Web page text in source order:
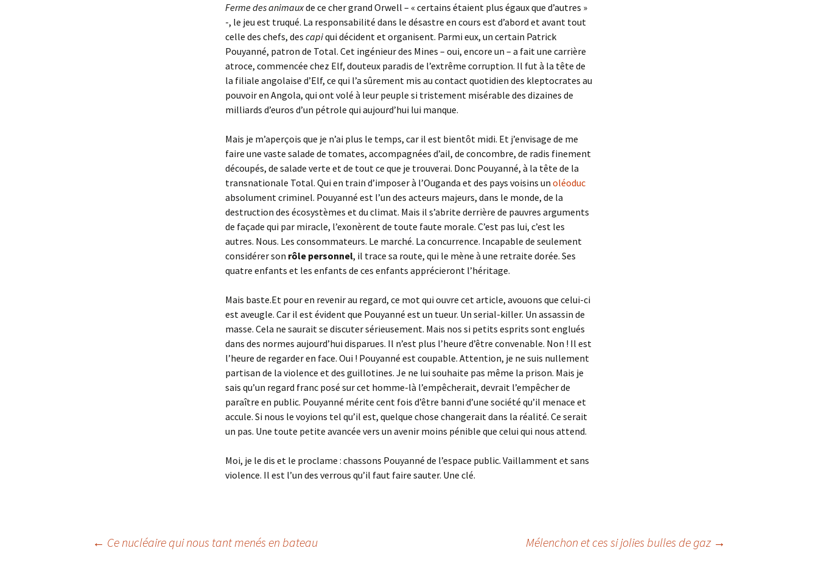
Ferme des animauxde ce cher grand Orwell – « certains étaient plus égaux que d’autres »
-, le jeu est truqué. La responsabilité dans le désastre en cours est d’abord et avant tout
celle des chefs, des capiqui décident et organisent. Parmi eux, un certain Patrick
Pouyanné, patron de Total. Cet ingénieur des Mines – oui, encore un – a fait une carrière
atroce, commencée chez Elf, douteux paradis de l’extrême corruption. Il fut à la tête de
la filiale angolaise d’Elf, ce qui l’a sûrement mis au contact quotidien des kleptocrates au
pouvoir en Angola, qui ont volé à leur peuple si tristement misérable des dizaines de
milliards d’euros d’un pétrole qui aujourd’hui lui manque.
Mais je m’aperçois que je n’ai plus le temps, car il est bientôt midi. Et j’envisage de me
faire une vaste salade de tomates, accompagnées d’ail, de concombre, de radis finement
découpés, de salade verte et de tout ce que je trouverai. Donc Pouyanné, à la tête de la
transnationale Total. Qui en train d’imposer à l’Ouganda et des pays voisins un oléoduc
absolument criminel. Pouyanné est l’un des acteurs majeurs, dans le monde, de la
destruction des écosystèmes et du climat. Mais il s’abrite derrière de pauvres arguments
de façade qui par miracle, l’exonèrent de toute faute morale. C’est pas lui, c’est les
autres. Nous. Les consommateurs. Le marché. La concurrence. Incapable de seulement
considérer son rôle personnel, il trace sa route, qui le mène à une retraite dorée. Ses
quatre enfants et les enfants de ces enfants apprécieront l’héritage.
Mais baste.Et pour en revenir au regard, ce mot qui ouvre cet article, avouons que celui-ci
est aveugle. Car il est évident que Pouyanné est un tueur. Un serial-killer. Un assassin de
masse. Cela ne saurait se discuter sérieusement. Mais nos si petits esprits sont englués
dans des normes aujourd’hui disparues. Il n’est plus l’heure d’être convenable. Non ! Il est
l’heure de regarder en face. Oui ! Pouyanné est coupable. Attention, je ne suis nullement
partisan de la violence et des guillotines. Je ne lui souhaite pas même la prison. Mais je
sais qu’un regard franc posé sur cet homme-là l’empêcherait, devrait l’empêcher de
paraître en public. Pouyanné mérite cent fois d’être banni d’une société qu’il menace et
accule. Si nous le voyions tel qu’il est, quelque chose changerait dans la réalité. Ce serait
un pas. Une toute petite avancée vers un avenir moins pénible que celui qui nous attend.
Moi, je le dis et le proclame : chassons Pouyanné de l’espace public. Vaillamment et sans
violence. Il est l’un des verrous qu’il faut faire sauter. Une clé.
Navigation
← Ce nucléaire qui nous tant menés en bateau Mélenchon et ces si jolies bulles de gaz →